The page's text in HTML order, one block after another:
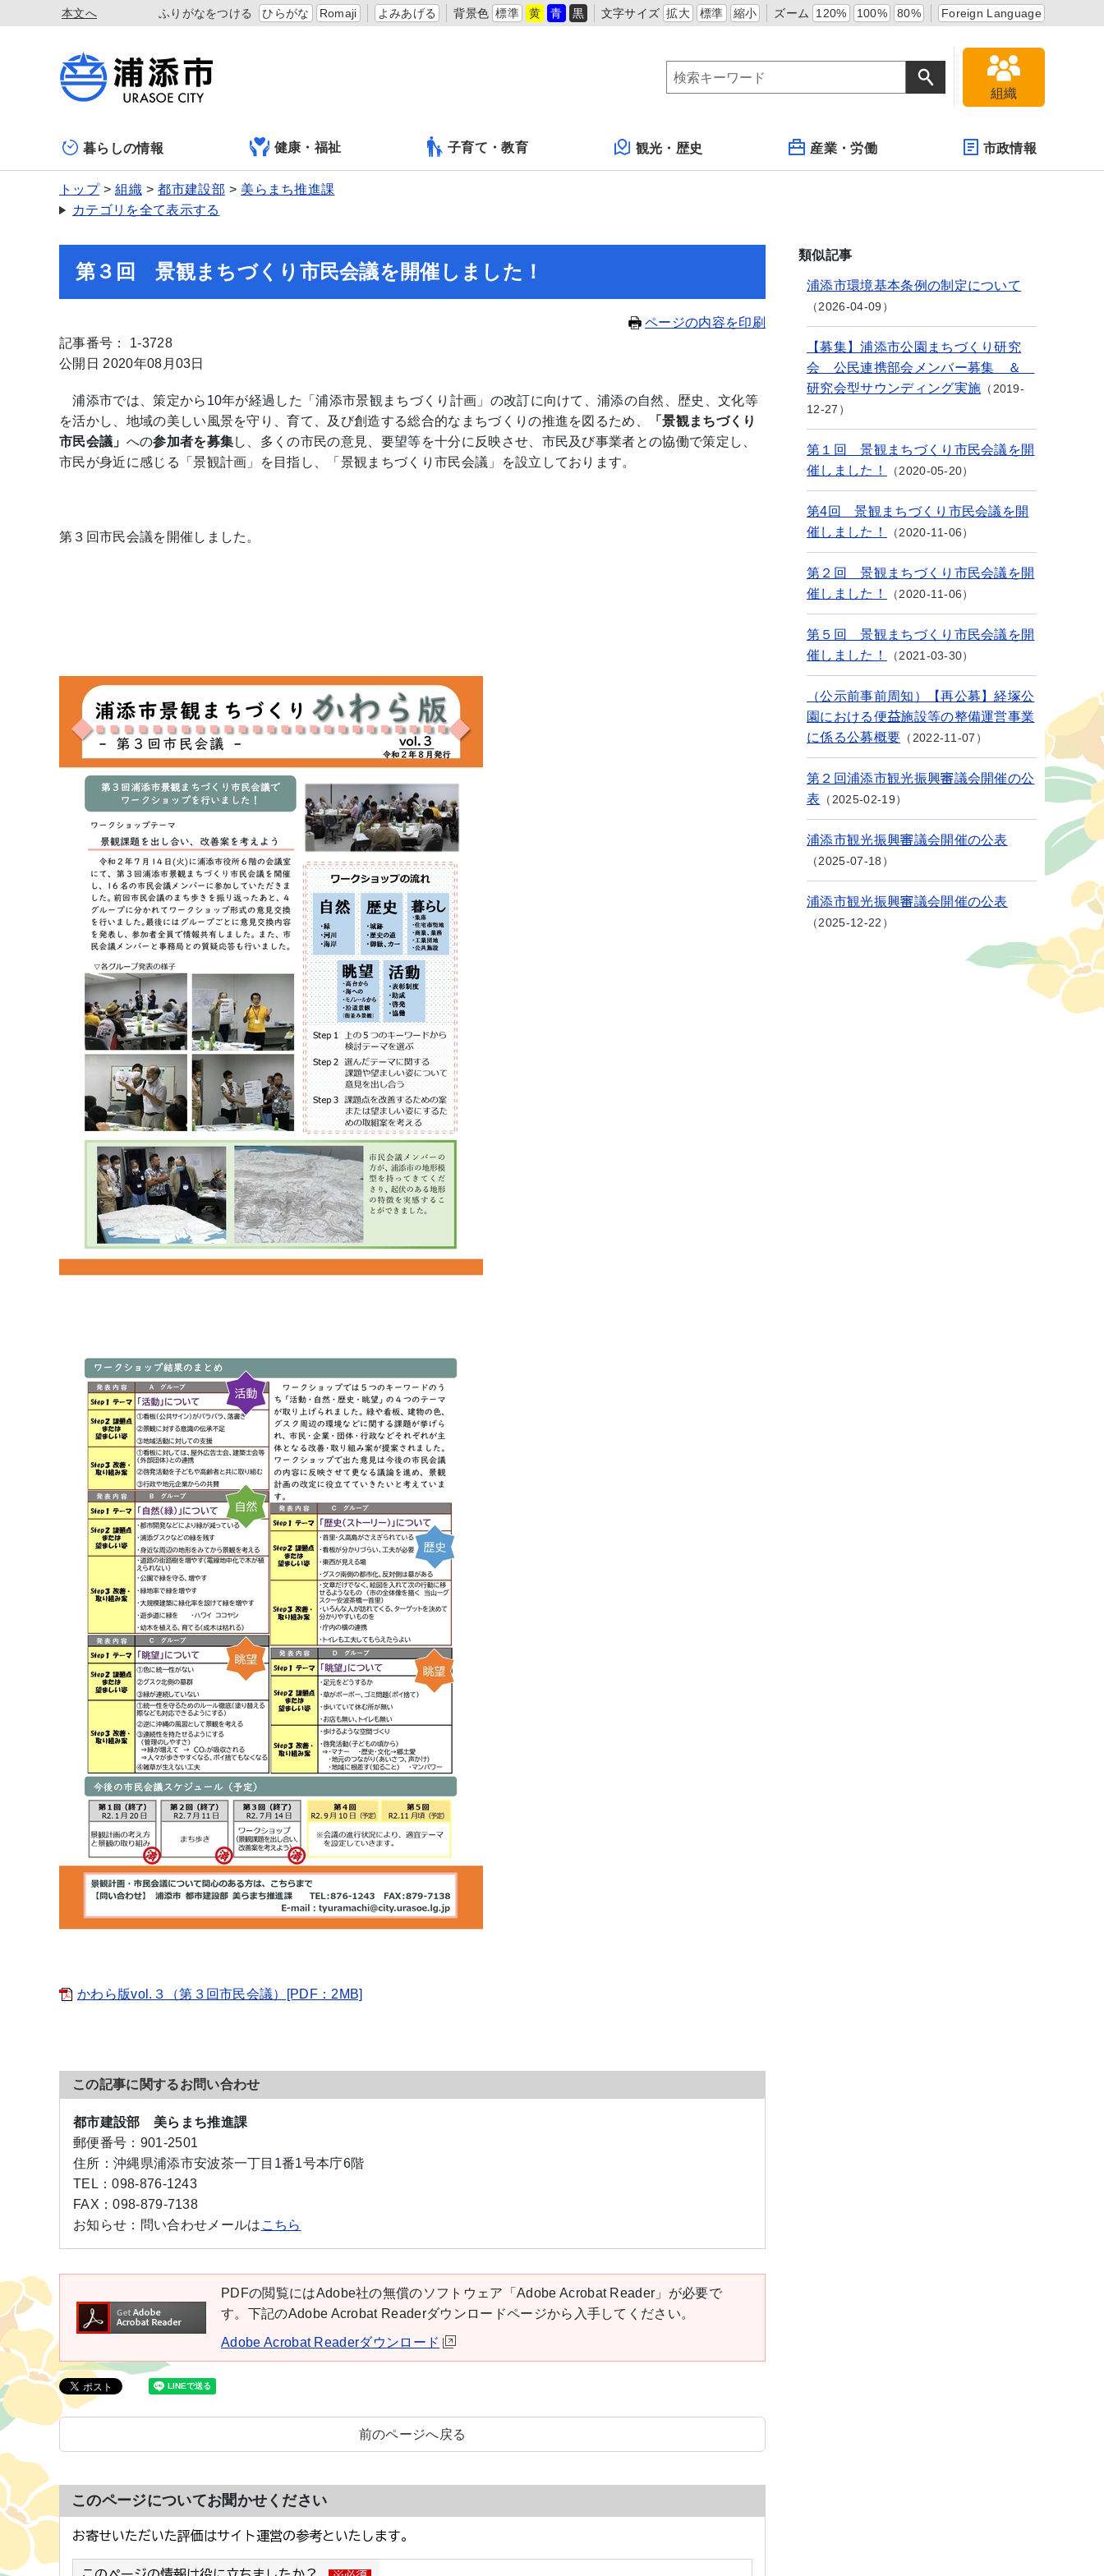
本文へ ふりがなをつける ひらがな Romaji よみあげる 背景色 標準 黄 青 黒 文字サイズ 拡大 標準 縮小 ズーム 120% 100% 80% Foreign Language
組織
暮らしの情報 健康・福祉 子育て・教育 観光・歴史 産業・労働 市政情報
トップ 組織 都市建設部
美らまち推進課
カテゴリを全て表示する
第３回 景観まちづくり市民会議を開催しました！
ページの内容を印刷
記事番号： 1-3728
公開日 2020年08月03日
浦添市では、策定から10年が経過した「浦添市景観まちづくり計画」の改訂に向けて、浦添の自然、歴史、文化等
を活かし、地域の美しい風景を守り、育て、及び創造する総合的なまちづくりの推進を図るため、
「景観まちづくり
市民会議」 への参加者を募集し、多くの市民の意見、要望等を十分に反映させ、市民及び事業者との協働で策定し、
市民が身近に感じる「景観計画」を目指し、「景観まちづくり市民会議」を設立しております。
第３回市民会議を開催しました。
かわら版vol.３（第３回市民会議）[PDF：2MB]
この記事に関するお問い合わせ
都市建設部 美らまち推進課
郵便番号： 901-2501
住所： 沖縄県浦添市安波茶一丁目1番1号本庁6階
TEL：098-876-1243
FAX：098-879-7138
お知らせ： 問い合わせメールは こちら
PDFの閲覧にはAdobe社の無償のソフトウェア「Adobe Acrobat Reader」が必要で
す。下記のAdobe Acrobat Readerダウンロードページから入手してください。
Adobe Acrobat Readerダウンロード
前のページへ戻る
このページについてお聞かせください
類似記事
浦添市環境基本条例の制定について
2026-04-09
【募集】浦添市公園まちづくり研究
会 公民連携部会メンバー募集 ＆
研究会型サウンディング実施
2019-
12-27
第１回 景観まちづくり市民会議を開
催しました！
2020-05-20
第4回 景観まちづくり市民会議を開
催しました！
2020-11-06
第２回 景観まちづくり市民会議を開
催しました！
2020-11-06
第５回 景観まちづくり市民会議を開
催しました！
2021-03-30
（公示前事前周知）【再公募】経塚公
園における便益施設等の整備運営事業
に係る公募概要
2022-11-07
第２回浦添市観光振興審議会開催の公
表
2025-02-19
浦添市観光振興審議会開催の公表
2025-07-18
浦添市観光振興審議会開催の公表
2025-12-22